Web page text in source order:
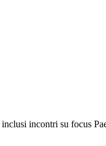
incontri su focus